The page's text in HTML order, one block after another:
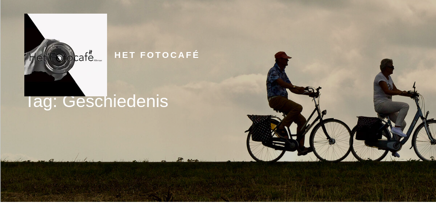
HET FOTOCAFÉ
Tag:Geschiedenis